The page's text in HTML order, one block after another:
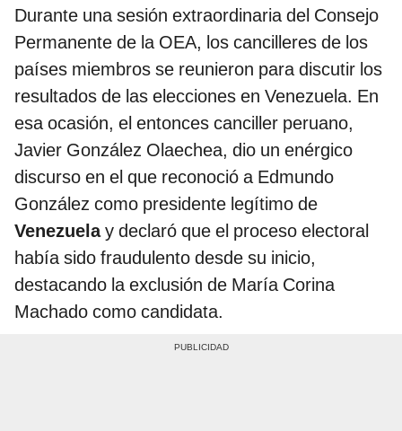
Durante una sesión extraordinaria del Consejo
Permanente de la OEA, los cancilleres de los
países miembros se reunieron para discutir los
resultados de las elecciones en Venezuela. En
esa ocasión, el entonces canciller peruano,
Javier González Olaechea, dio un enérgico
discurso en el que reconoció a Edmundo
González como presidente legítimo de
Venezuelay declaró que el proceso electoral
había sido fraudulento desde su inicio,
destacando la exclusión de María Corina
Machado como candidata.